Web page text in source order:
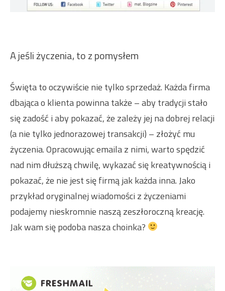
A jeśli życzenia, to z pomysłem
Święta to oczywiście nie tylko sprzedaż. Każda firma
dbająca o klienta powinna także – aby tradycji stało
się zadość i aby pokazać, że zależy jej na dobrej relacji
(a nie tylko jednorazowej transakcji) – złożyć mu
życzenia. Opracowując emaila z nimi, warto spędzić
nad nim dłuższą chwilę, wykazać się kreatywnością i
pokazać, że nie jest się firmą jak każda inna. Jako
przykład oryginalnej wiadomości z życzeniami
podajemy nieskromnie naszą zeszłoroczną kreację.
Jak wam się podoba nasza choinka?